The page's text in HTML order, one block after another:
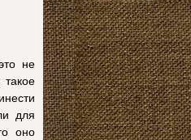
не
для
оно